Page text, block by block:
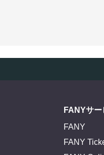
FANYサー
FANY
FANY